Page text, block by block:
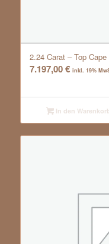
2.24 Carat – Top
7.197,00€ inkl. 19%
In den